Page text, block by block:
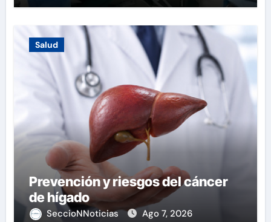
Salud
Prevención y riesgos del cáncer
de hígado
SeccioNNoticias Ago 7, 2026